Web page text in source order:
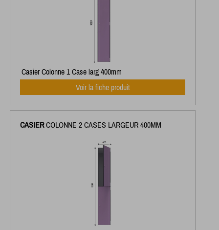
Casier Colonne 1 Case larg 400mm
Voir la fiche produit
CASIERCOLONNE 2 CASES LARGEUR 400MM